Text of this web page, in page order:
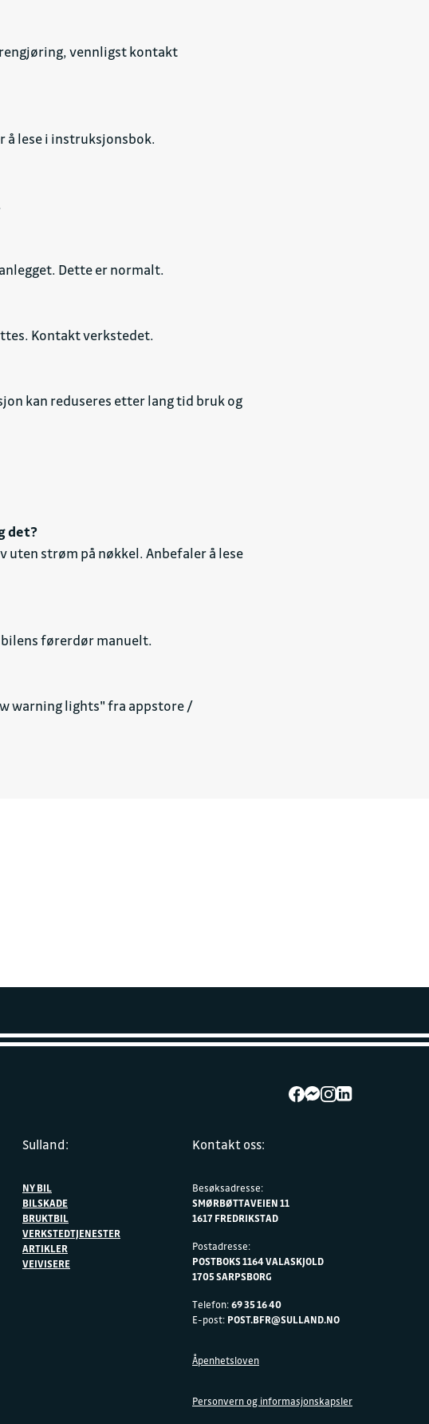
vennligst kontakt
å lese i instruksjonsbok.
Dette er normalt.
Kontakt verkstedet.
kan reduseres etter lang tid bruk og
det?
strøm på nøkkel. Anbefaler å lese
bilens førerdør manuelt.
warning lights" fra appstore /
Sulland:
NY BIL
BILSKADE
BRUKTBIL
VERKSTEDTJENESTER
ARTIKLER
VEIVISERE
Kontakt oss:
Besøksadresse:
SMØRBØTTAVEIEN 11
1617 FREDRIKSTAD
Postadresse:
POSTBOKS 1164 VALASKJOLD
1705 SARPSBORG
Telefon:69 35 16 40
E-post: POST.BFR@SULLAND.NO
Åpenhetsloven
Personvern og informasjonskapsler